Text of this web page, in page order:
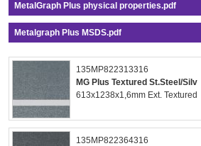
MetalGraph Plus physical properties.pdf
Metalgraph Plus MSDS.pdf
135MP822313316
MG Plus Textured St.Steel/Silv
613x1238x1,6mm Ext. Textured
135MP822364316